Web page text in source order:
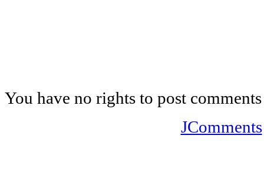
You have no rights to post comments
JComments